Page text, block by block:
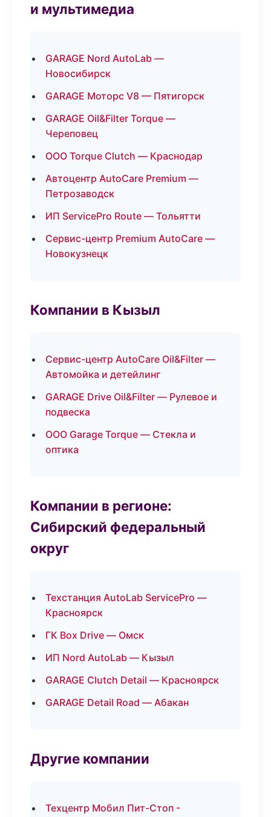
и мультимедиа
GARAGE Nord AutoLab —
Новосибирск
GARAGE Моторс V8 — Пятигорск
GARAGE Oil&Filter Torque —
Череповец
ООО Torque Clutch — Краснодар
Автоцентр AutoCare Premium —
Петрозаводск
ИП ServicePro Route — Тольятти
Сервис-центр Premium AutoCare —
Новокузнецк
Компании в Кызыл
Сервис-центр AutoCare Oil&Filter —
Автомойка и детейлинг
GARAGE Drive Oil&Filter — Рулевое и
подвеска
ООО Garage Torque — Стекла и
оптика
Компании в регионе:
Сибирский федеральный
округ
Техстанция AutoLab ServicePro —
Красноярск
ГК Box Drive — Омск
ИП Nord AutoLab — Кызыл
GARAGE Clutch Detail — Красноярск
GARAGE Detail Road — Абакан
Другие компании
Техцентр Мобил Пит-Стоп -